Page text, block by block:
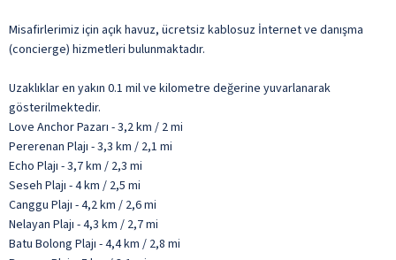
Misafirlerimiz için açık havuz, ücretsiz kablosuz İnternet ve danışma
(concierge) hizmetleri bulunmaktadır.
Uzaklıklar en yakın 0.1 mil ve kilometre değerine yuvarlanarak
gösterilmektedir.
Love Anchor Pazarı - 3,2 km / 2 mi
Pererenan Plajı - 3,3 km / 2,1 mi
Echo Plajı - 3,7 km / 2,3 mi
Seseh Plajı - 4 km / 2,5 mi
Canggu Plajı - 4,2 km / 2,6 mi
Nelayan Plajı - 4,3 km / 2,7 mi
Batu Bolong Plajı - 4,4 km / 2,8 mi